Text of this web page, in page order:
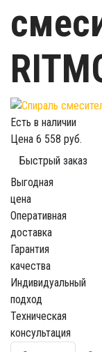
Есть в наличии
Цена 6 558 руб.
Быстрый заказ
Выгодная
цена
Оперативная
доставка
Гарантия
качества
Индивидуальный
подход
Техническая
консультация